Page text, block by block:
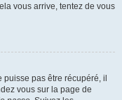
vous arrive, tentez de vous
pas être récupéré, il
vous sur la page de